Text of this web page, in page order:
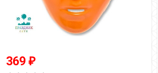
369 ₽